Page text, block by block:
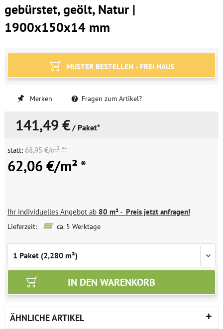
gebürstet, geölt, Natur |
1900x150x14 mm
MUSTER BESTELLEN - FREI HAUS
Merken Fragen zum Artikel?
141,49 € / Paket*
statt: 68,95 €/m² **
62,06 €/m² *
Ihr individuelles Angebot ab 80 m²- Preis jetzt anfragen!
Lieferzeit: ca. 5 Werktage
IN DEN WARENKORB
ÄHNLICHE ARTIKEL